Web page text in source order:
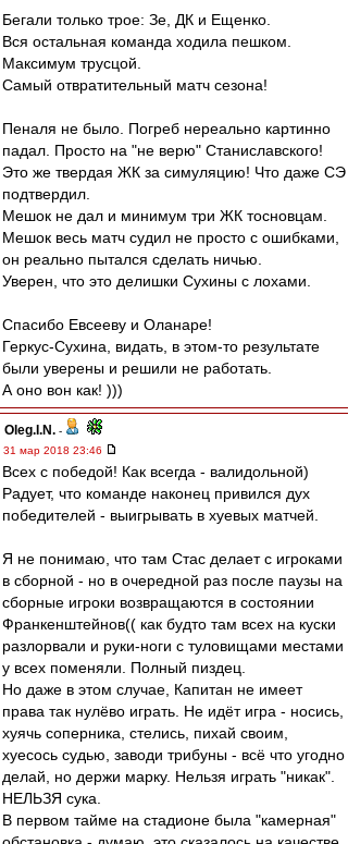
Бегали только трое: Зе, ДК и Ещенко.
Вся остальная команда ходила пешком.
Максимум трусцой.
Самый отвратительный матч сезона!
Пеналя не было. Погреб нереально картинно
падал. Просто на "не верю" Станиславского!
Это же твердая ЖК за симуляцию! Что даже СЭ
подтвердил.
Мешок не дал и минимум три ЖК тосновцам.
Мешок весь матч судил не просто с ошибками,
он реально пытался сделать ничью.
Уверен, что это делишки Сухины с лохами.
Спасибо Евсееву и Оланаре!
Геркус-Сухина, видать, в этом-то результате
были уверены и решили не работать.
А оно вон как! )))
Oleg.I.N. -
31 мар 2018 23:46
Всех с победой! Как всегда - валидольной)
Радует, что команде наконец привился дух
победителей - выигрывать в хуевых матчей.
Я не понимаю, что там Стас делает с игроками
в сборной - но в очередной раз после паузы на
сборные игроки возвращаются в состоянии
Франкенштейнов(( как будто там всех на куски
разлорвали и руки-ноги с туловищами местами
у всех поменяли. Полный пиздец.
Но даже в этом случае, Капитан не имеет
права так нулёво играть. Не идёт игра - носись,
хуячь соперника, стелись, пихай своим,
хуесось судью, заводи трибуны - всё что угодно
делай, но держи марку. Нельзя играть "никак".
НЕЛЬЗЯ сука.
В первом тайме на стадионе была "камерная"